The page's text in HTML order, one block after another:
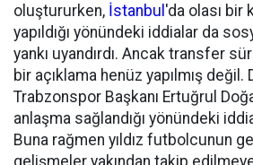
oluştururken, İstanbul 'da olası bir
yapıldığı yönündeki iddialar da
yankı uyandırdı. Ancak transfer
bir açıklama henüz yapılmış değil.
Trabzonspor Başkanı Ertuğrul
anlaşma sağlandığı yönündeki
Buna rağmen yıldız futbolcunun
gelişmeler yakından takip